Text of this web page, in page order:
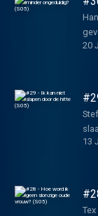
Gimbrère.
20
13